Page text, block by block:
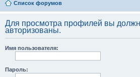
Список форумов
Для просмотра профилей вы
авторизованы.
Имя пользователя:
Пароль: